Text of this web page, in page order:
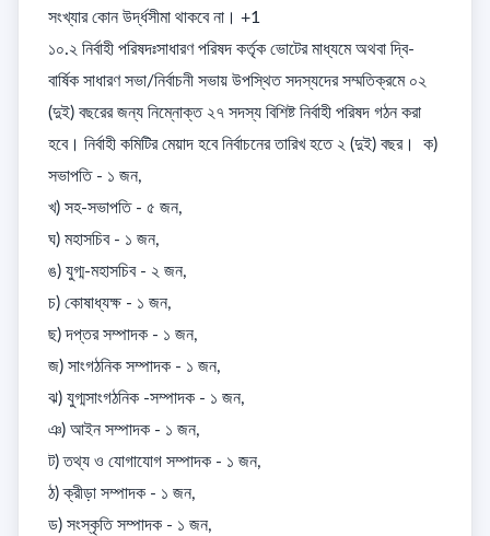
সংখ্যার কোন উর্দ্ধসীমা থাকবে না। +1
১০.২ নির্বাহী পরিষদঃসাধারণ পরিষদ কর্তৃক ভোটের মাধ্যমে অথবা দ্বি-
বার্ষিক সাধারণ সভা/নির্বাচনী সভায় উপস্থিত সদস্যদের সম্মতিক্রমে ০২
(দুই) বছরের জন্য নিম্নোক্ত ২৭ সদস্য বিশিষ্ট নির্বাহী পরিষদ গঠন করা
হবে। নির্বাহী কমিটির মেয়াদ হবে নির্বাচনের তারিখ হতে ২ (দুই) বছর।  ক)
সভাপতি - ১ জন,
খ) সহ-সভাপতি - ৫ জন,
ঘ) মহাসচিব - ১ জন,
ঙ) যুগ্ম-মহাসচিব - ২ জন,
চ) কোষাধ্যক্ষ - ১ জন,
ছ) দপ্তর সম্পাদক - ১ জন,
জ) সাংগঠনিক সম্পাদক - ১ জন,
ঝ) যুগ্মসাংগঠনিক -সম্পাদক - ১ জন,
ঞ) আইন সম্পাদক - ১ জন,
ট) তথ্য ও যোগাযোগ সম্পাদক - ১ জন,
ঠ) ক্রীড়া সম্পাদক - ১ জন,
ড) সংস্কৃতি সম্পাদক - ১ জন,